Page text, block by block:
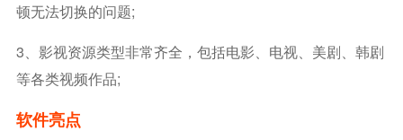
顿无法切换的问题;
3、影视资源类型非常齐全，包括电影、电视、美剧、韩剧
等各类视频作品;
软件亮点